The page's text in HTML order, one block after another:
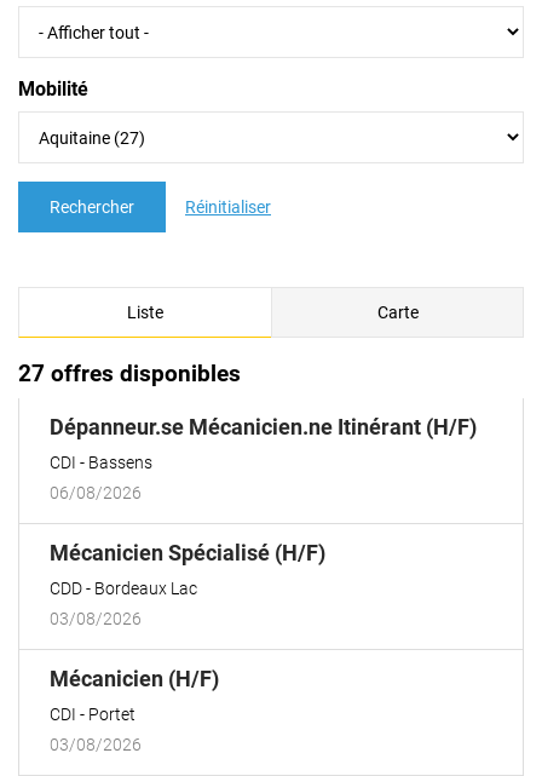
Mobilité
Rechercher Réinitialiser
Liste Carte
27 offres disponibles
Dépanneur.se Mécanicien.ne Itinérant (H/F)
CDI
Bassens
06/08/2026
Mécanicien Spécialisé (H/F)(Nouvelle
CDD
Bordeaux Lac
03/08/2026
Mécanicien (H/F)(Nouvelle
CDI
Portet
03/08/2026